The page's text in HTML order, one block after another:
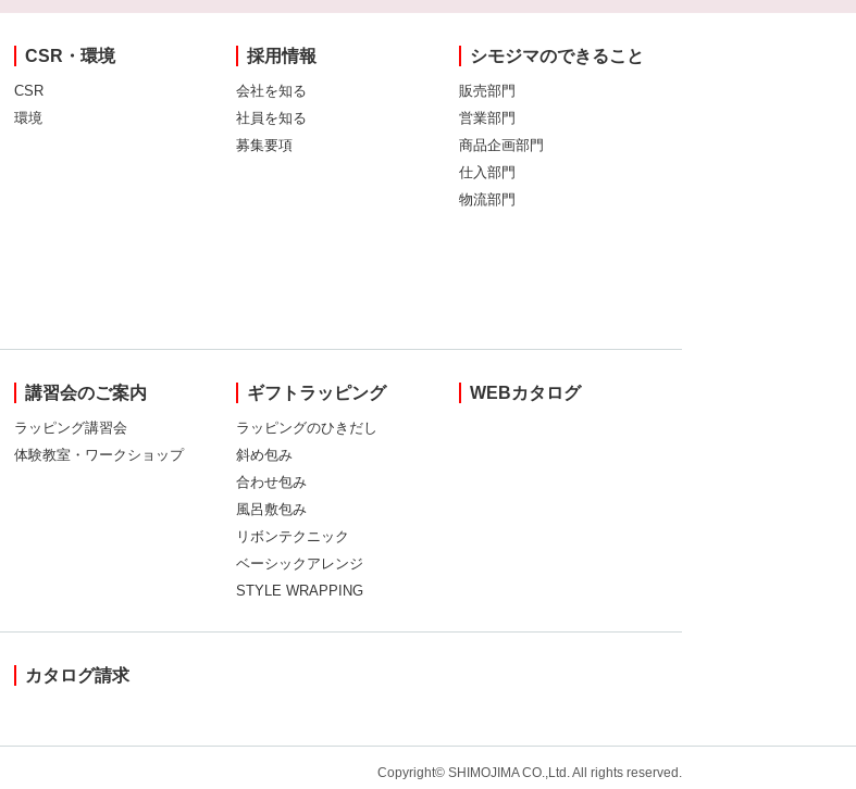
CSR・環境
CSR
環境
採用情報
会社を知る
社員を知る
募集要項
シモジマのできること
販売部門
営業部門
商品企画部門
仕入部門
物流部門
講習会のご案内
ラッピング講習会
体験教室・ワークショップ
ギフトラッピング
ラッピングのひきだし
斜め包み
合わせ包み
風呂敷包み
リボンテクニック
ベーシックアレンジ
STYLE WRAPPING
WEBカタログ
カタログ請求
Copyright© SHIMOJIMA CO.,Ltd. All rights reserved.